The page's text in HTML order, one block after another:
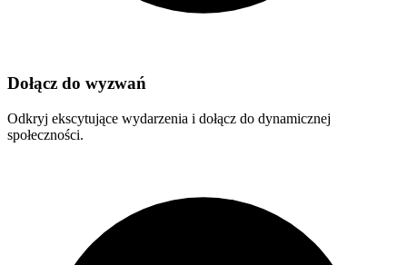
Dołącz do wyzwań
Odkryj ekscytujące wydarzenia i dołącz do dynamicznej
społeczności.